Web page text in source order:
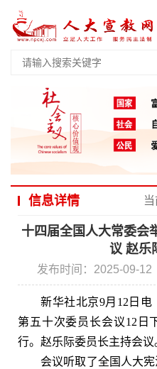
信息详情 当
十四届全国人大常委会
议 赵乐
发布时间：2025-09-12
新华社北京9月12日
第五十次委员长会议12日
行。赵乐际委员长主持会议
会议听取了全国人大宪